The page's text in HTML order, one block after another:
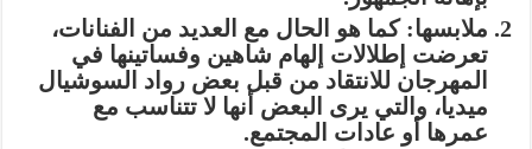
ملابسها: كما هو الحال مع العديد من الفنانات،
تعرضت إطلالات إلهام شاهين وفساتينها في
المهرجان للانتقاد من قبل بعض رواد السوشيال
ميديا، والتي يرى البعض أنها لا تتناسب مع
عمرها أو عادات المجتمع.